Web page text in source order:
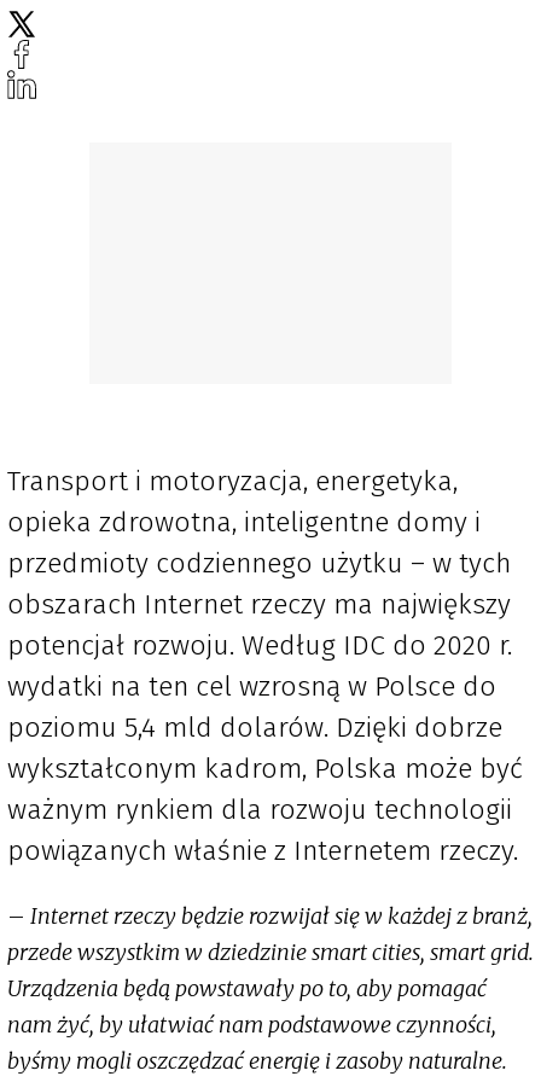
Transport i motoryzacja, energetyka,
opieka zdrowotna, inteligentne domy i
przedmioty codziennego użytku – w tych
obszarach Internet rzeczy ma największy
potencjał rozwoju. Według IDC do 2020 r.
wydatki na ten cel wzrosną w Polsce do
poziomu 5,4 mld dolarów. Dzięki dobrze
wykształconym kadrom, Polska może być
ważnym rynkiem dla rozwoju technologii
powiązanych właśnie z Internetem rzeczy.
– Internet rzeczy będzie rozwijał się w każdej z branż,
przede wszystkim w dziedzinie smart cities, smart grid.
Urządzenia będą powstawały po to, aby pomagać
nam żyć, by ułatwiać nam podstawowe czynności,
byśmy mogli oszczędzać energię i zasoby naturalne.